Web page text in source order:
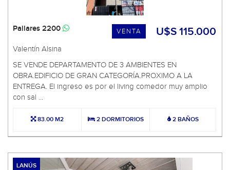
U$S 115.000
VENTA
Pallares 2200
Valentín Alsina
SE VENDE DEPARTAMENTO DE 3 AMBIENTES EN
OBRA.EDIFICIO DE GRAN CATEGORÍA.PROXIMO A LA
ENTREGA. El ingreso es por el living comedor muy amplio
con sal ...
83.00 M2 2 DORMITORIOS 2 BAÑOS
LANÚS